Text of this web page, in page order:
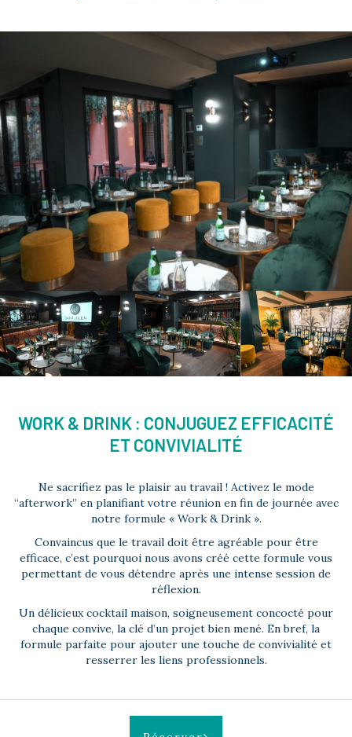
WORK & DRINK : CONJUGUEZ EFFICACITÉ
ET CONVIVIALITÉ
Ne sacrifiez pas le plaisir au travail ! Activez le mode
“afterwork” en planifiant votre réunion en fin de journée avec
notre formule « Work & Drink ».
Convaincus que le travail doit être agréable pour être
efficace, c’est pourquoi nous avons créé cette formule vous
permettant de vous détendre après une intense session de
réflexion.
Un délicieux cocktail maison, soigneusement concocté pour
chaque convive, la clé d’un projet bien mené. En bref, la
formule parfaite pour ajouter une touche de convivialité et
resserrer les liens professionnels.